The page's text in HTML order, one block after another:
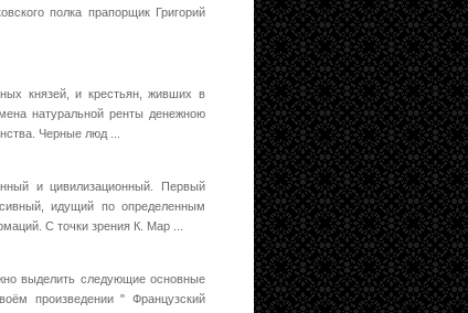
полка прапорщик Григорий
князей, и крестьян, живших в
натуральной ренты денежною
Черные люд ...
и цивилизационный. Первый
идущий по определенным
С точки зрения К. Мар ...
выделить следующие основные
произведении " Французский